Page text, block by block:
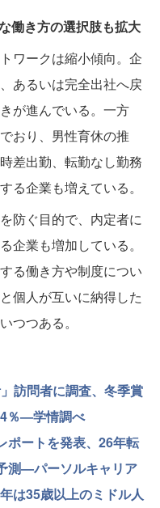
働き方の選択肢も拡大
ワークは縮小傾向。企
あるいは完全出社へ戻
が進んでいる。一方
おり、男性育休の推
差出勤、転勤なし勤務
る企業も増えている。
防ぐ目的で、内定者に
企業も増加している。
る働き方や制度につい
個人が互いに納得した
つつある。
訪問者に調査、冬季賞
％—学情調べ
ポートを発表、26年転
測—パーソルキャリア
は35歳以上のミドル人